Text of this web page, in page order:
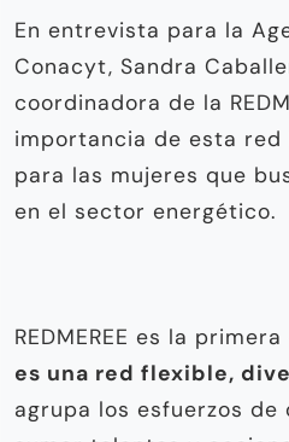
En entrevista para la
Conacyt, Sandra
coordinadora de la
importancia de esta red
para las mujeres que
en el sector energético.
REDMEREE es la
es una red flexible,
agrupa los esfuerzos de